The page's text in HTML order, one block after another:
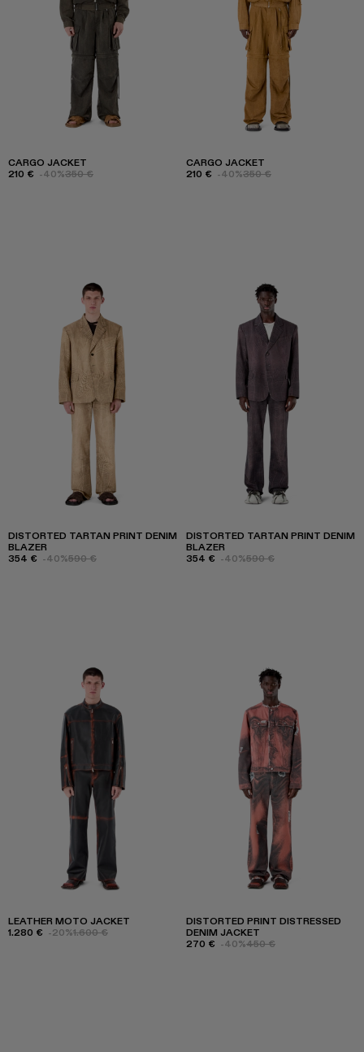
CARGO JACKET
210 € -40%350 €
CARGO JACKET
210 € -40%350 €
DISTORTED TARTAN PRINT DENIM
BLAZER
354 € -40%590 €
DISTORTED TARTAN PRINT DENIM
BLAZER
354 € -40%590 €
LEATHER MOTO JACKET
1.280 € -20%1.600 €
DISTORTED PRINT DISTRESSED
DENIM JACKET
270 € -40%450 €